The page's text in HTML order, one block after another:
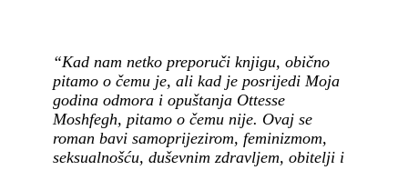
“Kad nam netko preporuči knjigu, obično
pitamo o čemu je, ali kad je posrijedi Moja
godina odmora i opuštanja Ottesse
Moshfegh, pitamo o čemu nije. Ovaj se
roman bavi samoprijezirom, feminizmom,
seksualnošću, duševnim zdravljem, obitelji i